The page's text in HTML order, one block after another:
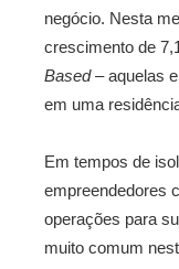
negócio. Nesta
crescimento de
Based– aquelas
em uma
Em tempos de
empreendedores
operações para
muito comum